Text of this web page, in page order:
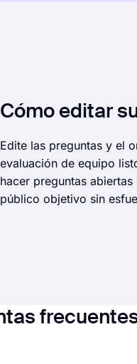
Cómo editar
Edite las preguntas y el
evaluación de equipo
hacer preguntas
público objetivo sin